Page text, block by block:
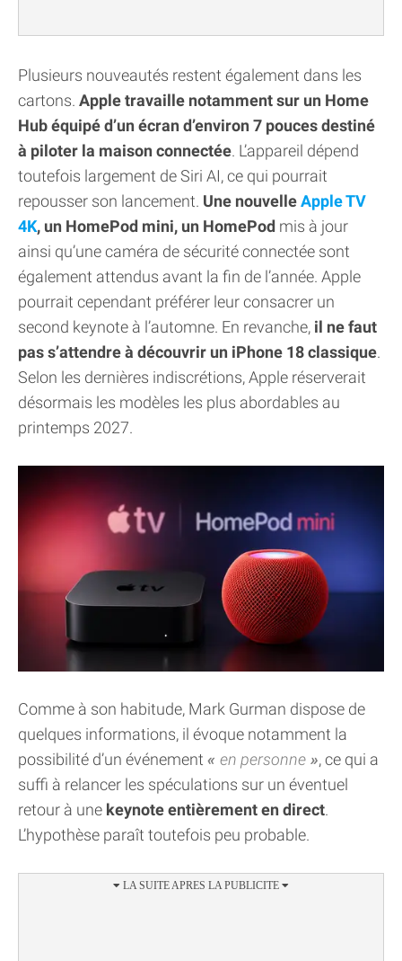
Plusieurs nouveautés restent également dans les
cartons. Apple travaille notamment sur un Home
Hub équipé d’un écran d’environ 7 pouces destiné
à piloter la maison connectée. L’appareil dépend
toutefois largement de Siri AI, ce qui pourrait
repousser son lancement. Une nouvelleApple TV
4K, un HomePod mini, un HomePod mis à jour
ainsi qu’une caméra de sécurité connectée sont
également attendus avant la fin de l’année. Apple
pourrait cependant préférer leur consacrer un
second keynote à l’automne. En revanche, il ne faut
pas s’attendre à découvrir un iPhone 18 classique.
Selon les dernières indiscrétions, Apple réserverait
désormais les modèles les plus abordables au
printemps 2027.
Comme à son habitude, Mark Gurman dispose de
quelques informations, il évoque notamment la
possibilité d’un événement
en personne
, ce qui a
suffi à relancer les spéculations sur un éventuel
retour à une keynote entièrement en direct.
L’hypothèse paraît toutefois peu probable.